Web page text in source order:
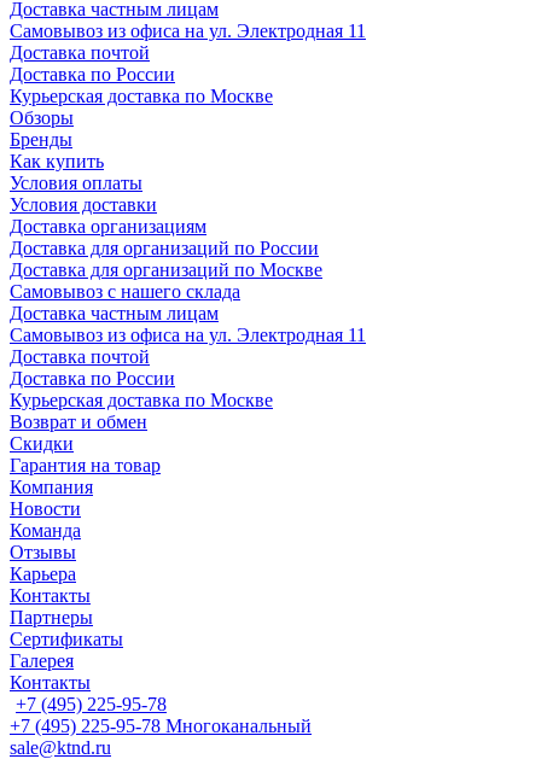
Доставка частным лицам
Самовывоз из офиса на ул. Электродная 11
Доставка почтой
Доставка по России
Курьерская доставка по Москве
Обзоры
Бренды
Как купить
Условия оплаты
Условия доставки
Доставка организациям
Доставка для организаций по России
Доставка для организаций по Москве
Самовывоз с нашего склада
Доставка частным лицам
Самовывоз из офиса на ул. Электродная 11
Доставка почтой
Доставка по России
Курьерская доставка по Москве
Возврат и обмен
Скидки
Гарантия на товар
Компания
Новости
Команда
Отзывы
Карьера
Контакты
Партнеры
Сертификаты
Галерея
Контакты
+7 (495) 225-95-78
+7 (495) 225-95-78 Многоканальный
sale@ktnd.ru